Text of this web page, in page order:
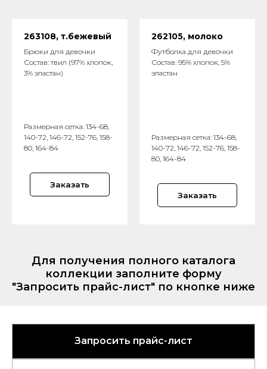
263108, т.бежевый
Брюки для девочки
Состав: твил (97% хлопок,
3% эластан)
Размерная сетка: 134-68,
140-72, 146-72, 152-76, 158-
80, 164-84
Заказать
262105, молоко
Футболка для девочки
Состав: 95% хлопок, 5%
эластан
Размерная сетка: 134-68,
140-72, 146-72, 152-76, 158-
80, 164-84
Заказать
Для получения полного каталога
коллекции заполните форму
"Запросить прайс-лист" по кнопке ниже
Запросить прайс-лист